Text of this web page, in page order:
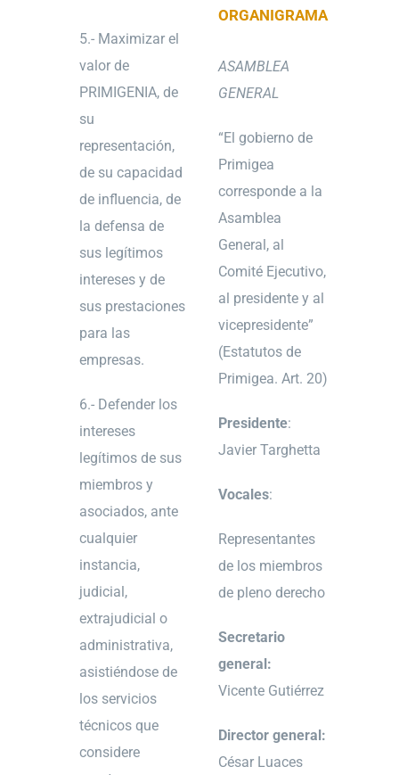
5.- Maximizar el
valor de
PRIMIGENIA, de
su
representación,
de su capacidad
de influencia, de
la defensa de
sus legítimos
intereses y de
sus prestaciones
para las
empresas.
6.- Defender los
intereses
legítimos de sus
miembros y
asociados, ante
cualquier
instancia,
judicial,
extrajudicial o
administrativa,
asistiéndose de
los servicios
técnicos que
considere
ORGANIGRAMA
ASAMBLEA
GENERAL
“El gobierno de
Primigea
corresponde a la
Asamblea
General, al
Comité Ejecutivo,
al presidente y al
vicepresidente”
(Estatutos de
Primigea. Art. 20)
Presidente:
Javier Targhetta
Vocales:
Representantes
de los miembros
de pleno derecho
Secretario
general:
Vicente Gutiérrez
Director general:
César Luaces